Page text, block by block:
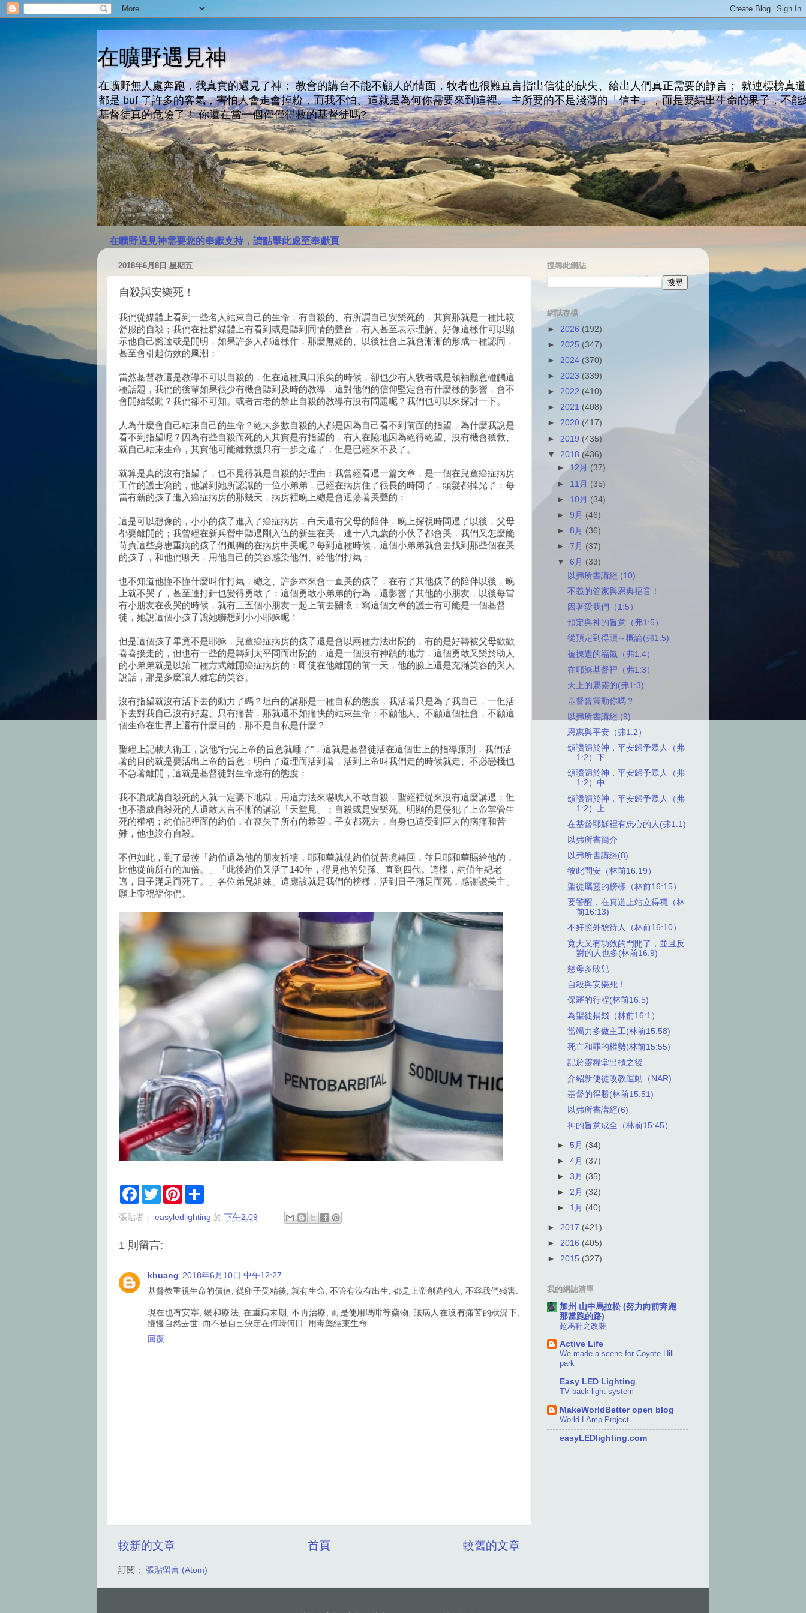
在曠野遇見神
在曠野無人處奔跑，我真實的遇見了神； 教會的講台不能不顧人的情面，牧者也很難直言指出信徒的缺失、給出人們真正需要的諍言； 就連標榜真
都是 buf 了許多的客氣，害怕人會走會掉粉，而我不怕、這就是為何你需要來到這裡。 主所要的不是淺薄的「信主」，而是要結出生命的果子，不能
基督徒真的危險了！ 你還在當一個僅僅得救的基督徒嗎?
在曠野遇見神需要您的奉獻支持，請點擊此處至奉獻頁
2018年6月8日 星期五
自殺與安樂死！
我們從媒體上看到一些名人結束自己的生命，有自殺的、有所謂自己安樂死的，其實那就是一種比較
舒服的自殺；我們在社群媒體上有看到或是聽到同情的聲音，有人甚至表示理解、好像這樣作可以顯
示他自己豁達或是開明，如果許多人都這樣作，那麼無疑的、以後社會上就會漸漸的形成一種認同，
甚至會引起仿效的風潮；
當然基督教還是教導不可以自殺的，但在這種風口浪尖的時候，卻也少有人牧者或是領袖願意碰觸這
種話題，我們的後輩如果很少有機會聽到及時的教導，這對他們的信仰堅定會有什麼樣的影響，會不
會開始鬆動？我們卻不可知。或者古老的禁止自殺的教導有沒有問題呢？我們也可以來探討一下。
人為什麼會自己結束自己的生命？絕大多數自殺的人都是因為自己看不到前面的指望，為什麼我說是
看不到指望呢？因為有些自殺而死的人其實是有指望的，有人在險地因為絕得絕望、沒有機會獲救、
就自己結束生命，其實他可能離救援只有一步之遙了，但是已經來不及了。
就算是真的沒有指望了，也不見得就是自殺的好理由；我曾經看過一篇文章，是一個在兒童癌症病房
工作的護士寫的，他講到她所認識的一位小弟弟，已經在病房住了很長的時間了，頭髮都掉光了；每
當有新的孩子進入癌症病房的那幾天，病房裡晚上總是會迴蕩著哭聲的；
這是可以想像的，小小的孩子進入了癌症病房，白天還有父母的陪伴，晚上探視時間過了以後，父母
都要離開的；我曾經在新兵營中聽過剛入伍的新生在哭，連十八九歲的小伙子都會哭，我們又怎麼能
苛責這些身患重病的孩子們孤獨的在病房中哭呢？每到這種時候，這個小弟弟就會去找到那些個在哭
的孩子，和他們聊天，用他自己的笑容感染他們、給他們打氣；
也不知道他懂不懂什麼叫作打氣，總之、許多本來會一直哭的孩子，在有了其他孩子的陪伴以後，晚
上就不哭了，甚至連打針也變得勇敢了；這個勇敢小弟弟的行為，還影響了其他的小朋友，以後每當
有小朋友在夜哭的時候，就有三五個小朋友一起上前去關懷；寫這個文章的護士有可能是一個基督
徒，她說這個小孩子讓她聯想到小小耶穌呢！
但是這個孩子畢竟不是耶穌，兒童癌症病房的孩子還是會以兩種方法出院的，有的是好轉被父母歡歡
喜喜接走的，但也有一些的是轉到太平間而出院的，這是一個沒有神蹟的地方，這個勇敢又樂於助人
的小弟弟就是以第二種方式離開癌症病房的；即使在他離開的前一天，他的臉上還是充滿笑容的與人
說話，那是多麼讓人難忘的笑容。
沒有指望就沒有活下去的動力了嗎？坦白的講那是一種自私的態度，我活著只是為了我自己，一但活
下去對我自己沒有好處、只有痛苦，那就還不如痛快的結束生命；不顧他人、不顧這個社會，不顧這
個生命在世界上還有什麼目的，那不是自私是什麼？
聖經上記載大衛王，說他"行完上帝的旨意就睡了"，這就是基督徒活在這個世上的指導原則，我們活
著的目的就是要活出上帝的旨意；明白了道理而活到著，活到上帝叫我們走的時候就走、不必戀棧也
不急著離開，這就是基督徒對生命應有的態度；
我不讚成講自殺死的人就一定要下地獄，用這方法來嚇唬人不敢自殺，聖經裡從來沒有這麼講過；但
也不讚成自殺死的人還敢大言不慚的講說「天堂見」；自殺或是安樂死、明顯的是侵犯了上帝掌管生
死的權柄；約伯記裡面的約伯，在喪失了所有的希望，子女都死去，自身也遭受到巨大的病痛和苦
難，他也沒有自殺。
不但如此，到了最後「約伯還為他的朋友祈禱，耶和華就使約伯從苦境轉回，並且耶和華賜給他的，
比他從前所有的加倍。」「此後約伯又活了140年，得見他的兒孫、直到四代。這樣，約伯年紀老
邁，日子滿足而死了。」各位弟兄姐妹、這應該就是我們的榜樣，活到日子滿足而死，感謝讚美主、
願上帝祝福你們。
F
e
o
T
w
t
r
P
t
r
張貼者： easyledlighting 於 下午2:09
1 則留言:
khuang 2018年6月10日 中午12:27
基督教重視生命的價值, 從卵子受精後, 就有生命, 不管有沒有出生, 都是上帝創造的人, 不容我們殘害.
現在也有安寧, 緩和療法, 在重病末期, 不再治療, 而是使用嗎啡等藥物, 讓病人在沒有痛苦的狀況下,
慢慢自然去世. 而不是自己決定在何時何日, 用毒藥結束生命.
回覆
較新的文章 較舊的文章
首頁
訂閱： 張貼留言 (Atom)
搜尋此網誌
網誌存檔
► 2026 (192)
► 2025 (347)
► 2024 (370)
► 2023 (339)
► 2022 (410)
► 2021 (408)
► 2020 (417)
► 2019 (435)
▼ 2018 (436)
►12月 (37)
► 11月 (35)
► 10月 (34)
►9月 (46)
►8月 (36)
►7月 (37)
▼6月 (33)
以弗所書講經 (10)
不義的管家與恩典福音！
因著愛我們（1:5）
預定與神的旨意（弗1:5）
從預定到得贖～概論(弗1:5)
被揀選的福氣（弗1:4）
在耶穌基督裡（弗1:3）
天上的屬靈的(弗1:3)
基督曾震動你嗎？
以弗所書講經 (9)
恩惠與平安（弗1:2）
頌讚歸於神，平安歸予眾人（弗
1:2）下
頌讚歸於神，平安歸予眾人（弗
1:2）中
頌讚歸於神，平安歸予眾人（弗
1:2）上
在基督耶穌裡有忠心的人(弗1:1)
以弗所書簡介
以弗所書講經(8)
彼此問安（林前16:19）
聖徒屬靈的榜樣（林前16:15）
要警醒，在真道上站立得穩（林
前16:13)
不好照外貌待人（林前16:10）
寬大又有功效的門開了，並且反
對的人也多(林前16:9)
慈母多敗兒
自殺與安樂死！
保羅的行程(林前16:5)
為聖徒捐錢（林前16:1）
當竭力多做主工(林前15:58)
死亡和罪的權勢(林前15:55)
記於靈糧堂出櫃之後
介紹新使徒改教運動（NAR)
基督的得勝(林前15:51)
以弗所書講經(6)
神的旨意成全（林前15:45）
► 5月 (34)
►4月 (37)
►3月 (35)
►2月 (32)
► 1月 (40)
► 2017 (421)
► 2016 (405)
► 2015 (327)
我的網誌清單
加州 山中馬拉松 (努力向前奔跑
那當跑的路)
超馬鞋之改裝
Active Life
We made a scene for Coyote Hill
park
Easy LED Lighting
TV back light system
MakeWorldBetter open blog
World LAmp Project
easyLEDlighting.com